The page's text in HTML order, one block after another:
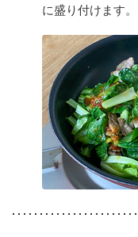
に盛り付けます。